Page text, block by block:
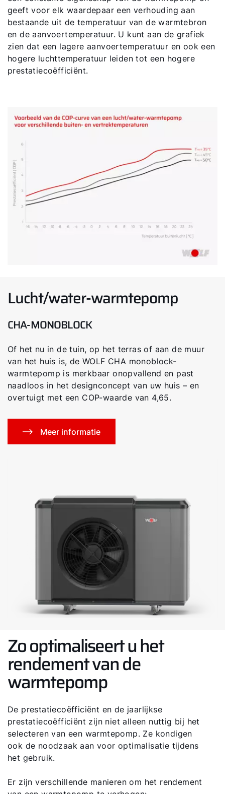
geeft voor elk waardepaar een verhouding aan
bestaande uit de temperatuur van de warmtebron
en de aanvoertemperatuur. U kunt aan de grafiek
zien dat een lagere aanvoertemperatuur en ook een
hogere luchttemperatuur leiden tot een hogere
prestatiecoëfficiënt.
Lucht/water-warmtepomp
CHA-MONOBLOCK
Of het nu in de tuin, op het terras of aan de muur
van het huis is, de WOLF CHA monoblock-
warmtepomp is merkbaar onopvallend en past
naadloos in het designconcept van uw huis – en
overtuigt met een COP-waarde van 4,65.
Meer informatie
Zo optimaliseert u het
rendement van de
warmtepomp
De prestatiecoëfficiënt en de jaarlijkse
prestatiecoëfficiënt zijn niet alleen nuttig bij het
selecteren van een warmtepomp. Ze kondigen
ook de noodzaak aan voor optimalisatie tijdens
het gebruik.
Er zijn verschillende manieren om het rendement